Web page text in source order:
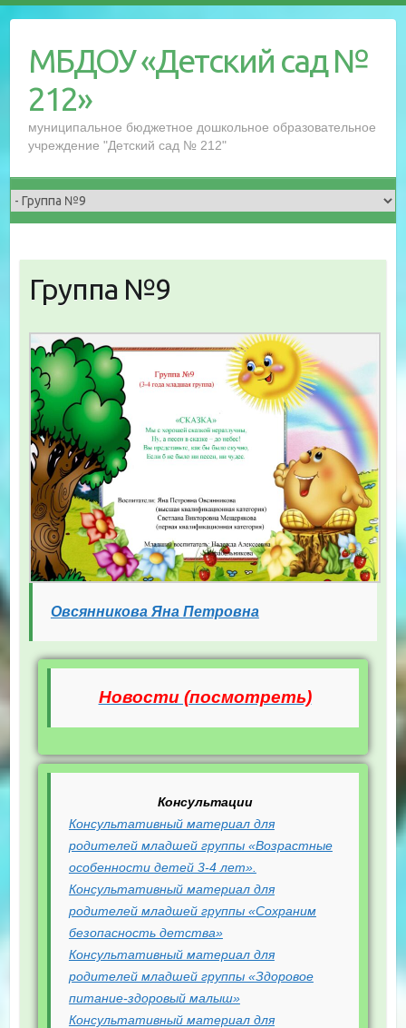
содержимому
МБДОУ «Детский сад №
212»
муниципальное бюджетное дошкольное образовательное
учреждение "Детский сад № 212"
Группа №9
Овсянникова Яна Петровна
Новости (посмотреть)
Консультации
Консультативный материал для
родителей младшей группы «Возрастные
особенности детей 3-4 лет».
Консультативный материал для
родителей младшей группы «Сохраним
безопасность детства»
Консультативный материал для
родителей младшей группы «Здоровое
питание-здоровый малыш»
Консультативный материал для